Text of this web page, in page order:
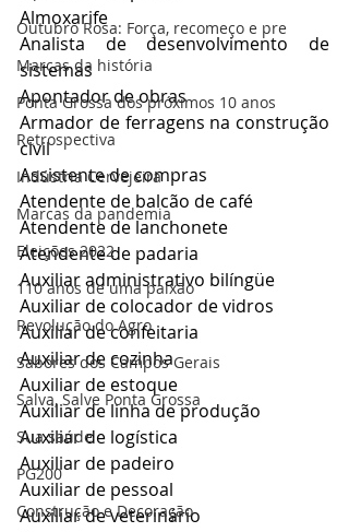
Outubro Rosa: Força, recomeço e pre
Marcas da história
Ponta Grossa dos próximos 10 anos
Retrospectiva
Indústria Cervejeira
Marcas da pandemia
Eleições 2022
110 anos de uma paixão
Revolução do Agro
Sabores dos Campos Gerais
Salva, Salve Ponta Grossa
Sua saúde
PG200
Construção e Decoração
Almoxarife
Analista de desenvolvimento de
sistemas
Apontador de obras
Armador de ferragens na construção
civil
Assistente de compras
Atendente de balcão de café
Atendente de lanchonete
Atendente de padaria
Auxiliar administrativo bilíngüe
Auxiliar de colocador de vidros
Auxiliar de confeitaria
Auxiliar de cozinha
Auxiliar de estoque
Auxiliar de linha de produção
Auxiliar de logística
Auxiliar de padeiro
Auxiliar de pessoal
Auxiliar de veterinário